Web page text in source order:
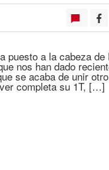
puesto a la cabeza de
nos han dado
se acaba de unir otro
completa su 1T, […]